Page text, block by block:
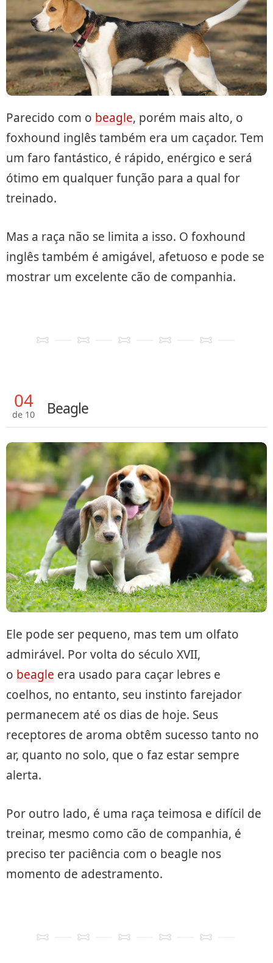
Parecido com o beagle, porém mais alto, o
foxhound inglês também era um caçador. Tem
um faro fantástico, é rápido, enérgico e será
ótimo em qualquer função para a qual for
treinado.
Mas a raça não se limita a isso. O foxhound
inglês também é amigável, afetuoso e pode se
mostrar um excelente cão de companhia.
04
de 10 Beagle
Ele pode ser pequeno, mas tem um olfato
admirável. Por volta do século XVII,
o beagle era usado para caçar lebres e
coelhos, no entanto, seu instinto farejador
permanecem até os dias de hoje. Seus
receptores de aroma obtêm sucesso tanto no
ar, quanto no solo, que o faz estar sempre
alerta.
Por outro lado, é uma raça teimosa e difícil de
treinar, mesmo como cão de companhia, é
preciso ter paciência com o beagle nos
momento de adestramento.